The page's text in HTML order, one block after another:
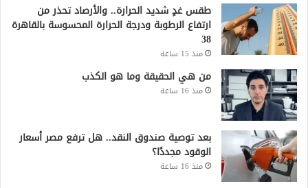
طقس غدٍ شديد الحرارة.. والأرصاد تحذر من
ارتفاع الرطوبة ودرجة الحرارة المحسوسة بالقاهرة
38
منذ 15 ساعة
من هي الحقيقة وما هو الكذب
منذ 16 ساعة
بعد توصية صندوق النقد.. هل ترفع مصر أسعار
الوقود مجددًا؟
منذ 16 ساعة